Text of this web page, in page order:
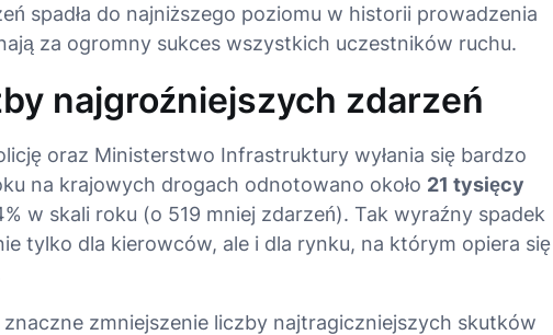
spadła do najniższego poziomu w historii prowadzenia
za ogromny sukces wszystkich uczestników ruchu.
najgroźniejszych zdarzeń
oraz Ministerstwo Infrastruktury wyłania się bardzo
na krajowych drogach odnotowano około 21 tysięcy
w skali roku (o 519 mniej zdarzeń). Tak wyraźny spadek
tylko dla kierowców, ale i dla rynku, na którym opiera się
zmniejszenie liczby najtragiczniejszych skutków